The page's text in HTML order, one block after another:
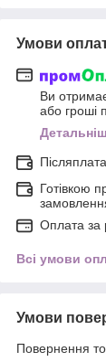
Умови
Ви
або гроші
Післяплата
Готівкою
Оплата за
Всі умови
Умови
Повернення